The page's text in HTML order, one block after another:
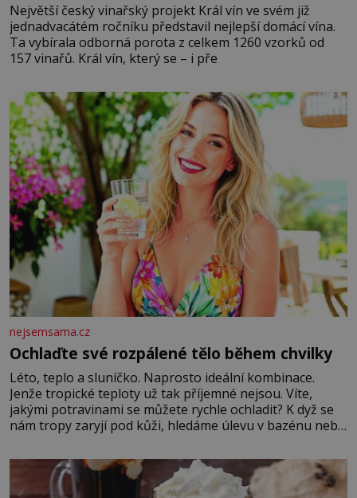
Největší český vinařský projekt Král vín ve svém již
jednadvacátém ročníku představil nejlepší domácí vína.
Ta vybírala odborná porota z celkem 1260 vzorků od
157 vinařů. Král vín, který se – i pře
nejsemsama.cz
Ochlaďte své rozpálené tělo během chvilky
Léto, teplo a sluníčko. Naprosto ideální kombinace.
Jenže tropické teploty už tak příjemné nejsou. Víte,
jakými potravinami se můžete rychle ochladit? K dyž se
nám tropy zaryjí pod kůži, hledáme úlevu v bazénu nebo
blízkosti. Nemusíte však zoufat. Pokud budete mít
promyšlený jídelníček, žadné pařáky si na vás